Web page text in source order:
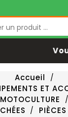
Accueil
ET
MOTOCULTURE